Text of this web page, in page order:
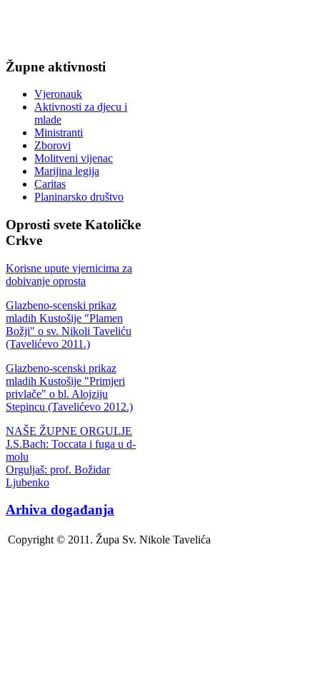
Župne aktivnosti
Vjeronauk
Aktivnosti za djecu i
mlade
Ministranti
Zborovi
Molitveni vijenac
Marijina legija
Caritas
Planinarsko društvo
Oprosti svete Katoličke
Crkve
Korisne upute vjernicima za
dobivanje oprosta
Glazbeno-scenski prikaz
mladih Kustošije "Plamen
Božji" o sv. Nikoli Taveliću
(Tavelićevo 2011.)
Glazbeno-scenski prikaz
mladih Kustošije "Primjeri
privlače" o bl. Alojziju
Stepincu (Tavelićevo 2012.)
NAŠE ŽUPNE ORGULJE
J.S.Bach: Toccata i fuga u d-
molu
Orguljaš: prof. Božidar
Ljubenko
Arhiva događanja
Copyright © 2011. Župa Sv. Nikole Tavelića